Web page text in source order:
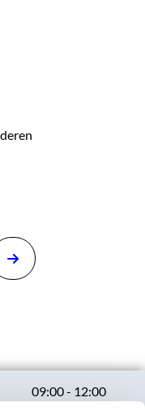
09:00 - 12:00
13:00 - 17:00